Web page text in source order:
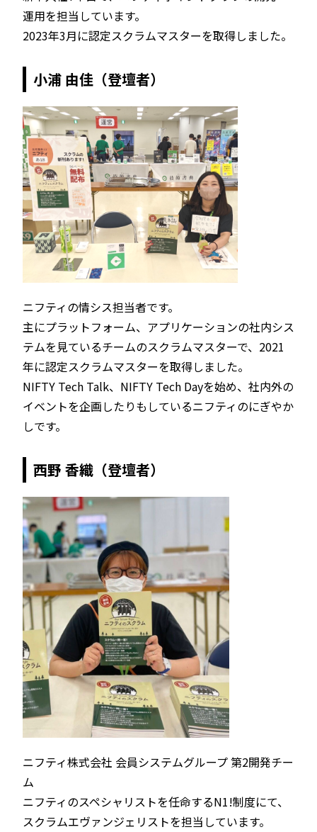
運用を担当しています。
2023年3月に認定スクラムマスターを取得しました。
小浦 由佳（登壇者）
ニフティの情シス担当者です。
主にプラットフォーム、アプリケーションの社内シス
テムを見ているチームのスクラムマスターで、2021
年に認定スクラムマスターを取得しました。
NIFTY Tech Talk、NIFTY Tech Dayを始め、社内外の
イベントを企画したりもしているニフティのにぎやか
しです。
西野 香織（登壇者）
ニフティ株式会社 会員システムグループ 第2開発チー
ム
ニフティのスペシャリストを任命するN1!制度にて、
スクラムエヴァンジェリストを担当しています。